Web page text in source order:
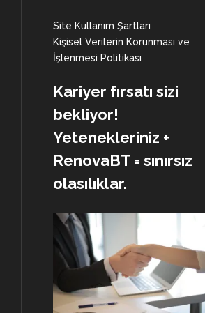
Site Kullanım Şartları
Kişisel Verilerin Korunması ve
İşlenmesi Politikası
Kariyer fırsatı sizi
bekliyor!
Yetenekleriniz +
RenovaBT = sınırsız
olasılıklar.